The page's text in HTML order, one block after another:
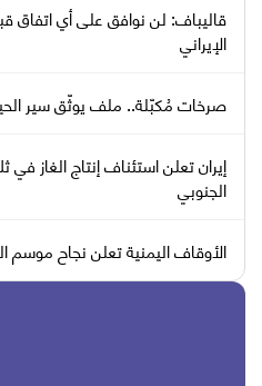
قاليباف: لن نوافق على أي
الإيراني
صرخات مُكبّلة.. ملف يوثّق سير
إيران تعلن استئناف إنتاج الغاز
الجنوبي
الأوقاف اليمنية تعلن نجاح موسم الحج